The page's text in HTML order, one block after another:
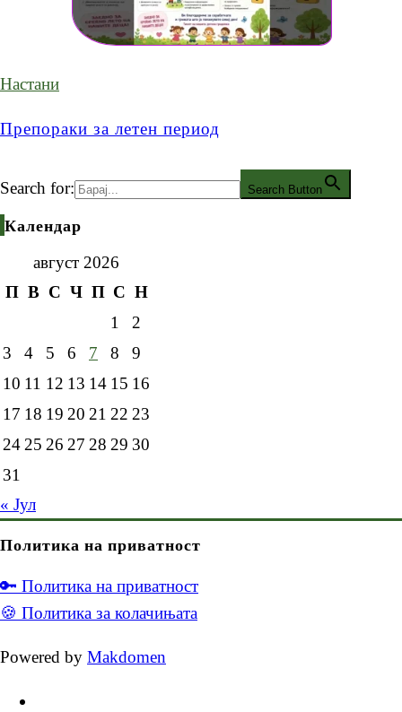
Настани
Препораки за летен период
Search for: Search Button
Календар
август 2026
П В С Ч П С Н
1
2
3
4 5 6 7 8
9
10 11 12 13 14 15 16
17 18 19 20 21 22 23
24 25 26 27 28 29 30
31
« Јул
Политика на приватност
🔑 Политика на приватност
🍪 Политика за колачињата
Powered by Makdomen